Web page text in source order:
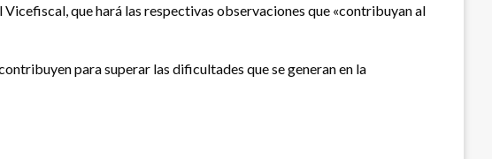
que hará las respectivas observaciones que «contribuyan al
para superar las dificultades que se generan en la